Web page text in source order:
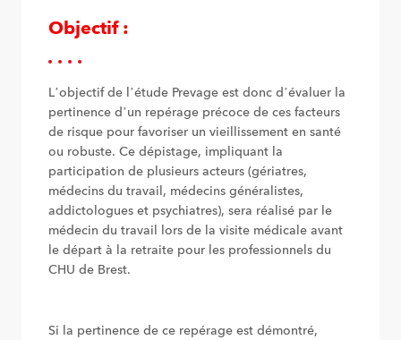
Objectif :
L’objectif de l’étude Prevage est donc d’évaluer la
pertinence d’un repérage précoce de ces facteurs
de risque pour favoriser un vieillissement en santé
ou robuste. Ce dépistage, impliquant la
participation de plusieurs acteurs (gériatres,
médecins du travail, médecins généralistes,
addictologues et psychiatres), sera réalisé par le
médecin du travail lors de la visite médicale avant
le départ à la retraite pour les professionnels du
CHU de Brest.
Si la pertinence de ce repérage est démontré,